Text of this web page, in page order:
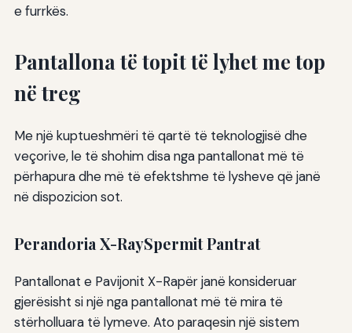
e furrkës.
Pantallona të topit të lyhet me top
në treg
Me një kuptueshmëri të qartë të teknologjisë dhe
veçorive, le të shohim disa nga pantallonat më të
përhapura dhe më të efektshme të lysheve që janë
në dispozicion sot.
Perandoria X-RaySpermit Pantrat
Pantallonat e Pavijonit X-Rapër janë konsideruar
gjerësisht si një nga pantallonat më të mira të
stërholluara të lymeve. Ato paraqesin një sistem